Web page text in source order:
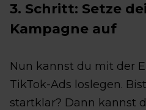
3. Schritt: Setze
Kampagne auf
Nun kannst du mit der
TikTok-Ads loslegen.
startklar? Dann kannst